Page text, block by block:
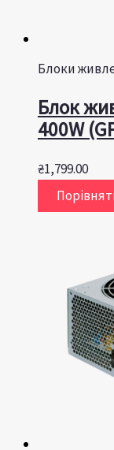
Блоки
Блок
400W
₴1,799.00